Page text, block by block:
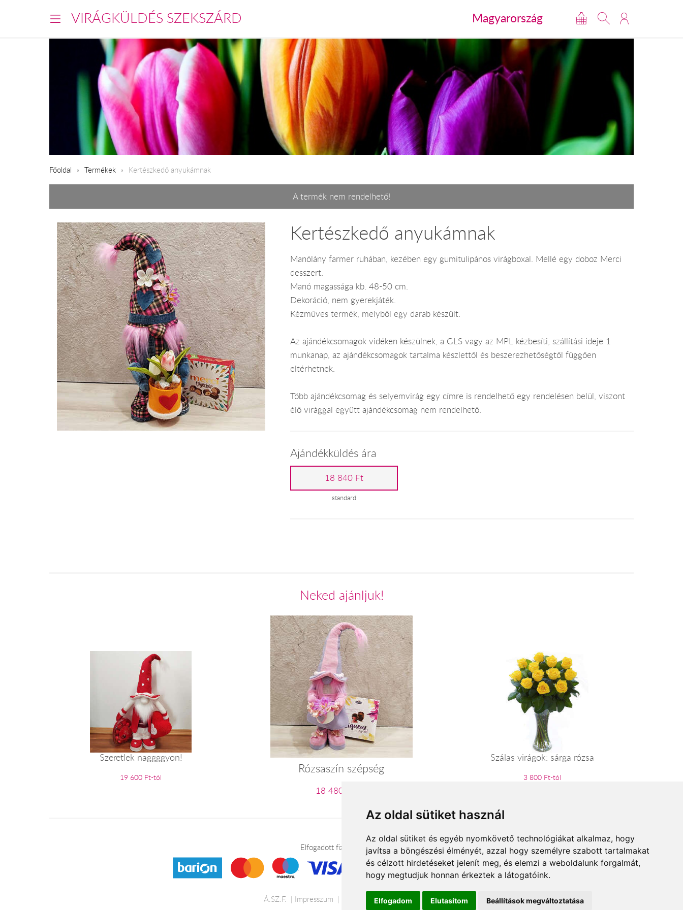
Az oldal sütiket használ
Az oldal sütiket és egyéb nyomkövető technológiákat alkalmaz, hogy
javítsa a böngészési élményét, azzal hogy személyre szabott tartalmakat
és célzott hirdetéseket jelenít meg, és elemzi a weboldalunk forgalmát,
hogy megtudjuk honnan érkeztek a látogatóink.
Elfogadom Elutasítom Beállítások megváltoztatása
VIRÁGKÜLDÉS SZEKSZÁRD Magyarország
Főoldal Termékek Kertészkedő anyukámnak
A termék nem rendelhető!
Kertészkedő anyukámnak
Manólány farmer ruhában, kezében egy gumitulipános virágboxal. Mellé egy doboz Merci
desszert.
Manó magassága kb. 48-50 cm.
Dekoráció, nem gyerekjáték.
Kézműves termék, melyből egy darab készült.
Az ajándékcsomagok vidéken készülnek, a GLS vagy az MPL kézbesíti, szállítási ideje 1
munkanap, az ajándékcsomagok tartalma készlettől és beszerezhetőségtől függően
eltérhetnek.
Több ajándékcsomag és selyemvirág egy címre is rendelhető egy rendelésen belül, viszont
élő virággal együtt ajándékcsomag nem rendelhető.
Ajándékküldés ára
18 840 Ft
standard
Neked ajánljuk!
Szeretlek naggggyon!
19 600 Ft-tól
Rózsaszín szépség
18 480 Ft-tól
Szálas virágok: sárga rózsa
3 800 Ft-tól
Elfogadott fizetési módok
Á.SZ.F. Impresszum Adatkezelési tájékoztató